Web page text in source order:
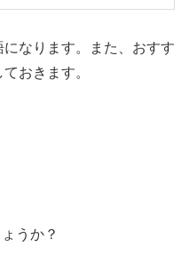
なります。また、おすす
おきます。
うか？